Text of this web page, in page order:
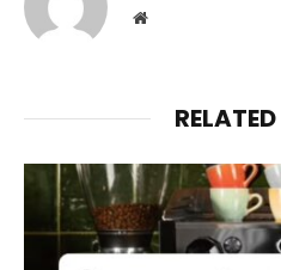
Website
RELATED